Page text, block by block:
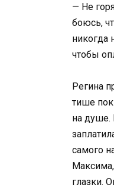
— Не
боюсь,
никогда
чтобы
Регина
тише
на душе.
самого
глазки.